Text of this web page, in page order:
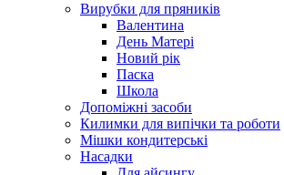
Вирубки для пряників
Валентина
День Матері
Новий рік
Паска
Школа
Допоміжні засоби
Килимки для випічки та роботи
Мішки кондитерські
Насадки